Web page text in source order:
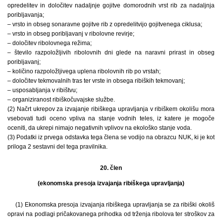
opredelitev in določitev nadaljnje gojitve domorodnih vrst rib za nadaljnja
poribljavanja;
– vrsto in obseg sonaravne gojitve rib z opredelitvijo gojitvenega ciklusa;
– vrsto in obseg poribljavanj v ribolovne revirje;
– določitev ribolovnega režima;
– število razpoložljivih ribolovnih dni glede na naravni prirast in obseg
poribljavanj;
– količino razpoložljivega uplena ribolovnih rib po vrstah;
– določitev tekmovalnih tras ter vrste in obsega ribiških tekmovanj;
– usposabljanja v ribištvu;
– organiziranost ribiškočuvajske službe.
(2) Načrt ukrepov za izvajanje ribiškega upravljanja v ribiškem okolišu mora
vsebovati tudi oceno vpliva na stanje vodnih teles, iz katere je mogoče
oceniti, da ukrepi nimajo negativnih vplivov na ekološko stanje voda.
(3) Podatki iz prvega odstavka tega člena se vodijo na obrazcu NUK, ki je kot
priloga 2 sestavni del tega pravilnika.
20. člen
(ekonomska presoja izvajanja ribiškega upravljanja)
(1) Ekonomska presoja izvajanja ribiškega upravljanja se za ribiški okoliš
opravi na podlagi pričakovanega prihodka od trženja ribolova ter stroškov za